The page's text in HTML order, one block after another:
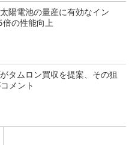
陽電池の量産に有効なイン
倍の性能向上
タムロン買収を提案、その狙
メント